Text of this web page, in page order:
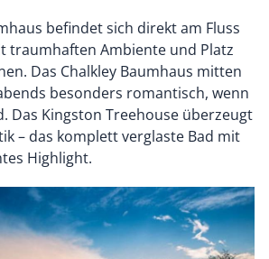
befindet sich direkt am Fluss
traumhaften Ambiente und Platz
Das Chalkley Baumhaus mitten
besonders romantisch, wenn
Das Kingston Treehouse überzeugt
– das komplett verglaste Bad mit
Highlight.